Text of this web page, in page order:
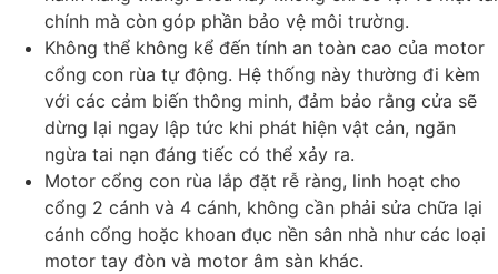
chính mà còn góp phần bảo vệ môi trường.
Không thể không kể đến tính an toàn cao của motor
cổng con rùa tự động. Hệ thống này thường đi kèm
với các cảm biến thông minh, đảm bảo rằng cửa sẽ
dừng lại ngay lập tức khi phát hiện vật cản, ngăn
ngừa tai nạn đáng tiếc có thể xảy ra.
Motor cổng con rùa lắp đặt rễ ràng, linh hoạt cho
cổng 2 cánh và 4 cánh, không cần phải sửa chữa lại
cánh cổng hoặc khoan đục nền sân nhà như các loại
motor tay đòn và motor âm sàn khác.